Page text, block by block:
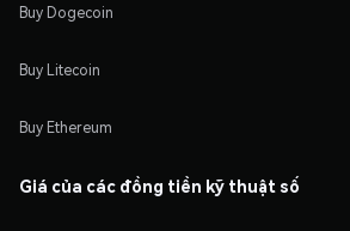
Buy Dogecoin
Buy Litecoin
Buy Ethereum
Giá của các đồng tiền kỹ thuật số